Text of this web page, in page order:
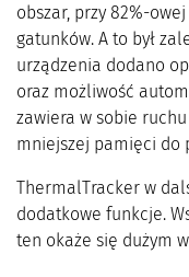
obszar, przy 82%-
gatunków. A to był
urządzenia dodano
oraz możliwość
zawiera w sobie
mniejszej pamięci do
ThermalTracker w
dodatkowe funkcje.
ten okaże się dużym